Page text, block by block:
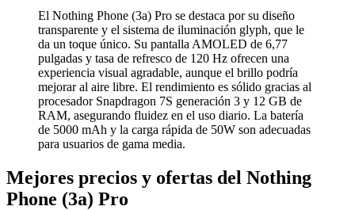
El Nothing Phone (3a) Pro se destaca por su diseño
transparente y el sistema de iluminación glyph, que le
da un toque único. Su pantalla AMOLED de 6,77
pulgadas y tasa de refresco de 120 Hz ofrecen una
experiencia visual agradable, aunque el brillo podría
mejorar al aire libre. El rendimiento es sólido gracias al
procesador Snapdragon 7S generación 3 y 12 GB de
RAM, asegurando fluidez en el uso diario. La batería
de 5000 mAh y la carga rápida de 50W son adecuadas
para usuarios de gama media.
Mejores precios y ofertas del Nothing
Phone (3a) Pro